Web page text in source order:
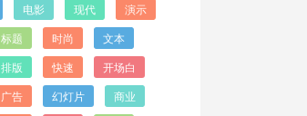
电影 现代
演示
标题 时尚
文本
排版 快速
开场白
广告 幻灯片
商业